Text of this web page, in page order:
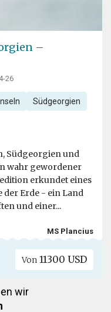
–
26
Südgeorgien
Südgeorgien und
wahr gewordener
erkundet eines
der Erde - ein Land
und einer...
MS Plancius
Von 11300 USD
wir